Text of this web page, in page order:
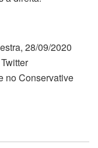
28/09/2020
no Conservative